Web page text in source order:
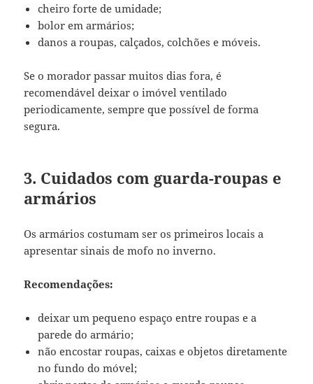
cheiro forte de umidade;
bolor em armários;
danos a roupas, calçados, colchões e móveis.
Se o morador passar muitos dias fora, é
recomendável deixar o imóvel ventilado
periodicamente, sempre que possível de forma
segura.
3. Cuidados com guarda-roupas e
armários
Os armários costumam ser os primeiros locais a
apresentar sinais de mofo no inverno.
Recomendações:
deixar um pequeno espaço entre roupas e a
parede do armário;
não encostar roupas, caixas e objetos diretamente
no fundo do móvel;